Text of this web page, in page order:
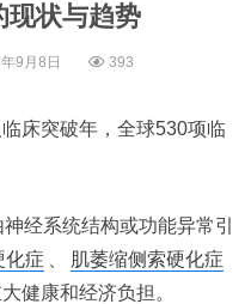
现状与趋势
9月8日 393
床突破年，全球530项临
经系统结构或功能异常引
化症
肌萎缩侧索硬化症
健康和经济负担。